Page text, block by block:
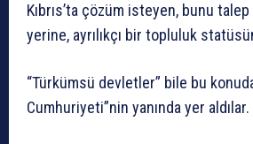
Kıbrıs’ta çözüm isteyen, bunu talep
yerine, ayrılıkçı bir topluluk
“Türkümsü devletler” bile bu konuda
Cumhuriyeti”nin yanında yer aldılar.